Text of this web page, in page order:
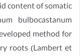
content of somatic
bulbocastanum
method for
roots (Lambert et